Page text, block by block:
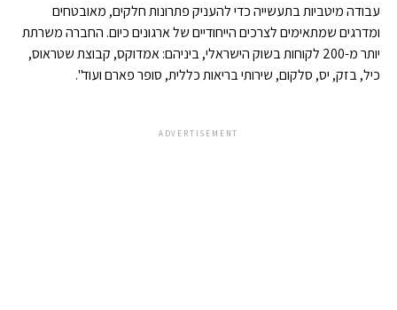
עבודה מיטביות בתעשייה כדי להעניק פתרונות חלקים, מאובטחים
ומדרגים שמתאימים לצרכים הייחודיים של ארגונים כיום. החברה משרתת
יותר מ-200 לקוחות בשוק הישראלי, ביניהם: אמדוקס, קבוצת שטראוס,
כיל, בזק, יס, סלקום, שירותי בריאות כללית, סופר פארם ועוד".
ADVERTISEMENT